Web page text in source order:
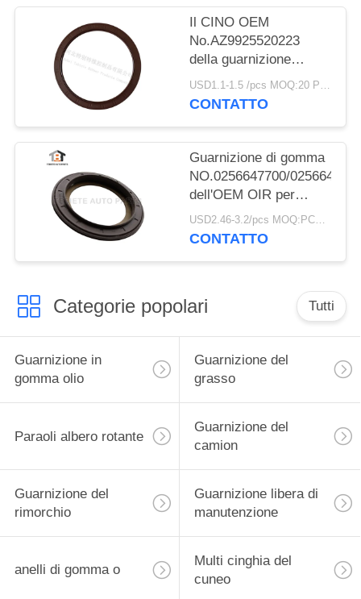
Il CINO OEM
No.AZ9925520223
della guarnizione
dell'asse dell'equilibrio
di HOWO gradua
gomma
USD1.1-1.5 /pcs MOQ:20 PCS
CONTATTO
Guarnizione di gomma
NO.0256647700/
dell'OEM OIR per
l'asse 117.5*158*17.8
millimetro di BPW per il
USD2.46-3.2/pcs MOQ:PCS 1000
CONTATTO
Categorie popolari Tutti
Guarnizione in
gomma olio
Guarnizione del
grasso
Paraoli albero rotante
Guarnizione del
camion
Guarnizione del
rimorchio
Guarnizione libera di
manutenzione
anelli di gomma o
Multi cinghia del
cuneo